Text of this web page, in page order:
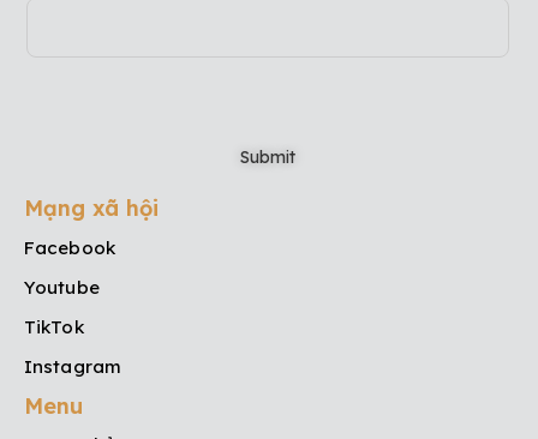
Mạng xã hội
Facebook
Youtube
TikTok
Instagram
Menu